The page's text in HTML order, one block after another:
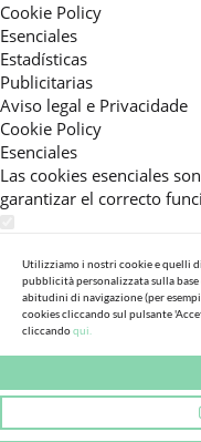
Cookie Policy
Esenciales
Estadísticas
Publicitarias
Aviso legal e Privacidade
Cookie Policy
Esenciales
Las cookies esenciales
garantizar el correcto
Estas cookies nos
adaptada a su
personalizadas, énfasis
consultadas, etc).Al
más su experiencia.
Publicitarias
Estas cookies permiten a
Utilizziamo i nostri cookie e quelli
pubblicità personalizzata sulla
abitudini di navigazione (per
cookies cliccando sul pulsante
cliccandoqui.